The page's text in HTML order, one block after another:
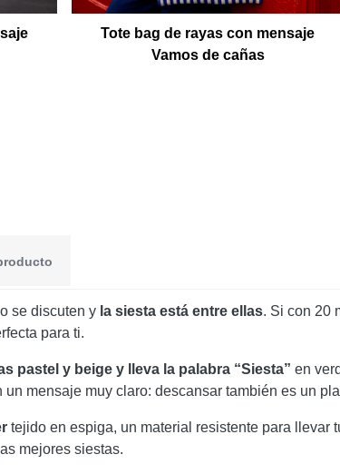
Tote bag de rayas con mensaje
Vamos de cañas
se discuten y la siesta está entre ellas. Si con 20
para ti.
pastel y beige y lleva la palabra “Siesta” en
mensaje muy claro: descansar también es un
tejido en espiga, un material resistente para llevar
mejores siestas.